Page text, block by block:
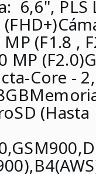
6,6", PLS
(F1.8 ,
MP (F2.0)
Core -
(Hasta